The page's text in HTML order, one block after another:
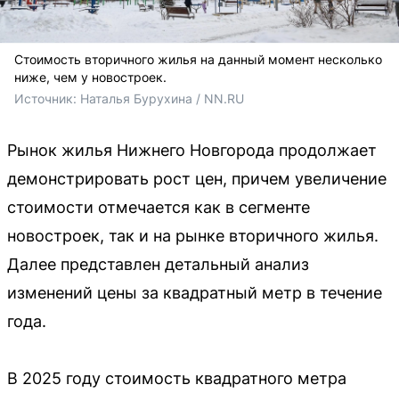
Стоимость вторичного жилья на данный момент несколько
ниже, чем у новостроек.
Источник: Наталья Бурухина / NN.RU
Рынок жилья Нижнего Новгорода продолжает
демонстрировать рост цен, причем увеличение
стоимости отмечается как в сегменте
новостроек, так и на рынке вторичного жилья.
Далее представлен детальный анализ
изменений цены за квадратный метр в течение
года.
В 2025 году стоимость квадратного метра